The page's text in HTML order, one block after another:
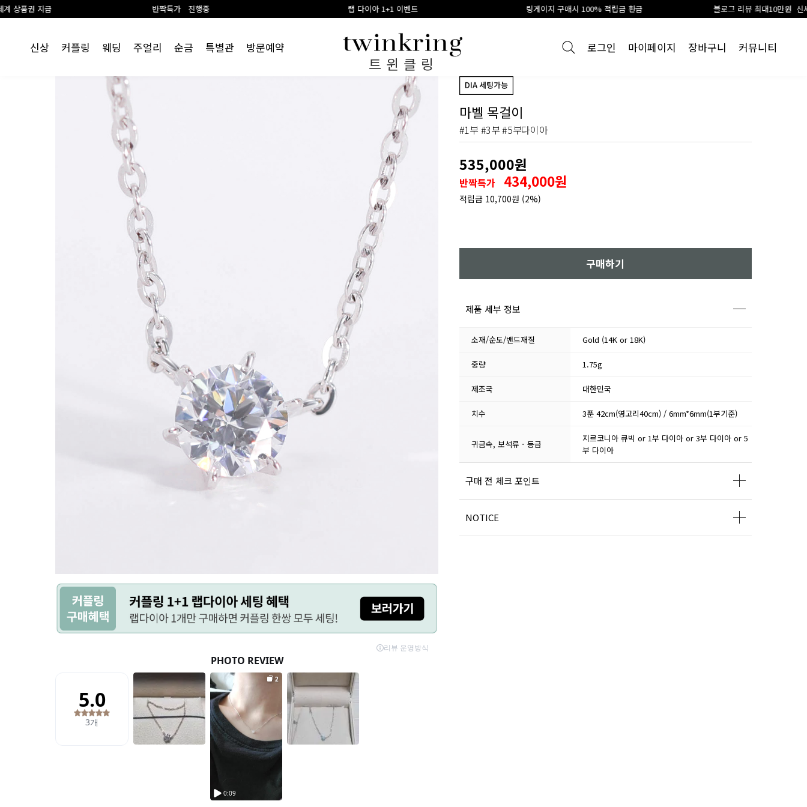
반짝특가 진행중 랩 다이아 1+1 이벤트 링게이지 구매시 100% 적립금 환급 블로그 리뷰 최대10만원 신세계 상품권 지
트윈클링
신상 커플링 웨딩 주얼리 순금 특별관 방문예약 로그인 마이페이지 장바구니 커뮤니티
마벨 목걸이
#1부 #3부 #5부다이아
535,000원
반짝특가 434,000원
적립금 10,700원 (2%)
구매하기
제품 세부 정보
소재/순도/밴드재질 Gold (14K or 18K)
중량 1.75g
제조국 대한민국
치수 3푼 42cm(영고리40cm) / 6mm*6mm(1부기준)
귀금속, 보석류 - 등급
지르코니아 큐빅 or 1부 다이아 or 3부 다이아 or 5
부 다이아
구매 전 체크 포인트
NOTICE